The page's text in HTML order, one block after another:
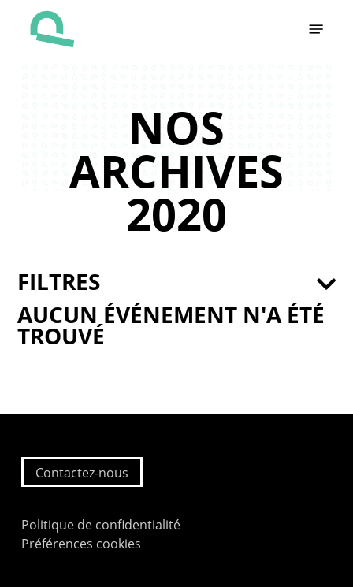
NOS
ARCHIVES
2020
AUCUN ÉVÉNEMENT N'A ÉTÉ
TROUVÉ
FILTRES
Contactez-nous
Politique de confidentialité
Préférences cookies